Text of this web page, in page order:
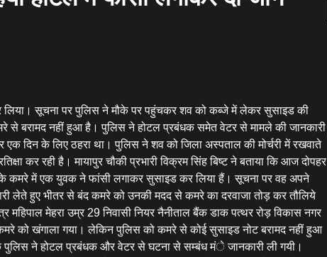
लिया। सूचना पर पुलिस ने मौके पर पहुंचकर शव को कब्जे में लेकर सुसाइड की
से बरामद नहीं हुआ है। पुलिस ने होटल प्रबंधक समेत वेटर से मामले की जानकारी
दिन के लिए ठहरा था। पुलिस ने शव को जिला अस्पताल की मोर्चरी में रखवाते
कर रही है। मायापुर चौकी प्रभारी विक्रम सिंह बिष्ट ने बताया कि आज दोपहर
के कमरे में एक युवक ने फांसी लगाकर सुसाइड कर लिया हैं। सूचना पर वह अपने
लेते हुए भीतर से बंद कमरे को उनकी मदद से कमरे का दरवाजा तोड़ कर तौलिये
मेहरा उम्र 29 निवासी नियर नैनीताल बैंक डाक पत्थर रोड़ विकास नगर
को खंगाला गया। लेकिन पुलिस को कमरे से कोई सुसाइड नोट बरामद नहीं हुआ
ने होटल प्रबंधक और वेटर से घटना से सम्बंध मंे जानकारी ली गयी।